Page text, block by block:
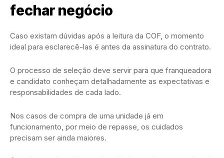
fechar negócio
Caso existam dúvidas após a leitura da COF, o momento
ideal para esclarecê-las é antes da assinatura do contrato.
O processo de seleção deve servir para que franqueadora
e candidato conheçam detalhadamente as expectativas e
responsabilidades de cada lado.
Nos casos de compra de uma unidade já em
funcionamento, por meio de repasse, os cuidados
precisam ser ainda maiores.